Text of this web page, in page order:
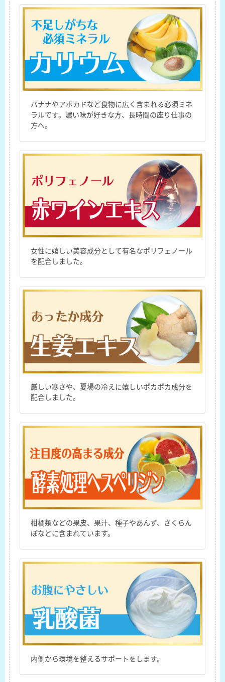
バナナやアボカドなど食物に広く含まれる必須ミネ
ラルです。濃い味が好きな方、長時間の座り仕事の
方へ。
女性に嬉しい美容成分として有名なポリフェノール
を配合しました。
厳しい寒さや、夏場の冷えに嬉しいポカポカ成分を
配合しました。
柑橘類などの果皮、果汁、種子やあんず、さくらん
ぼなどに含まれています。
内側から環境を整えるサポートをします。